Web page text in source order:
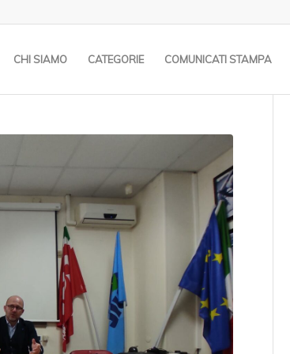
CHI SIAMO CATEGORIE COMUNICATI STAMPA